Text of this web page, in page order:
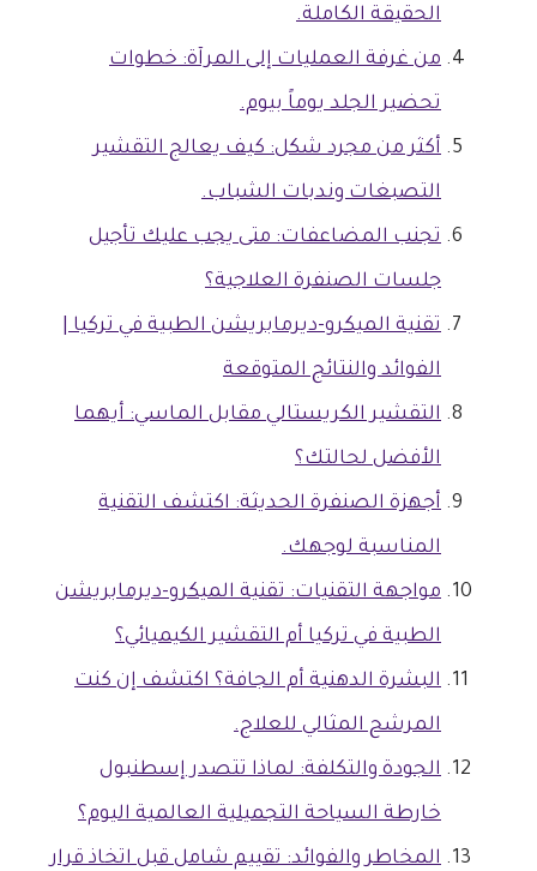
الحقيقة الكاملة.
من غرفة العمليات إلى المرآة: خطوات
تحضير الجلد يوماً بيوم.
أكثر من مجرد شكل: كيف يعالج التقشير
التصبغات وندبات الشباب.
تجنب المضاعفات: متى يجب عليك تأجيل
جلسات الصنفرة العلاجية؟
تقنية الميكرو-ديرمابريشن الطبية في تركيا |
الفوائد والنتائج المتوقعة
التقشير الكريستالي مقابل الماسي: أيهما
الأفضل لحالتك؟
أجهزة الصنفرة الحديثة: اكتشف التقنية
المناسبة لوجهك.
مواجهة التقنيات: تقنية الميكرو-ديرمابريشن
الطبية في تركيا أم التقشير الكيميائي؟
البشرة الدهنية أم الجافة؟ اكتشف إن كنت
المرشح المثالي للعلاج.
الجودة والتكلفة: لماذا تتصدر إسطنبول
خارطة السياحة التجميلية العالمية اليوم؟
المخاطر والفوائد: تقييم شامل قبل اتخاذ قرار